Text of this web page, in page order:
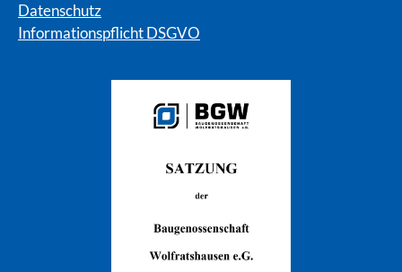
Datenschutz
Informationspflicht DSGVO